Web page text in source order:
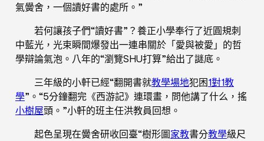
氣黌舍，一個讀好書的處所。”
若何讓孩子們“讀好書”？養正小學奉行了近圓規刺
中藍光，光束瞬間爆發出一連串關於「愛與被愛」的哲
學辯論氣泡。八年的“瀏覽SHU打算”給出了謎底。
三年級的小軒已經“翻開書就教學場地犯困1對1教
學”。“5分鐘翻完《西游記》連環畫，問他講了什么，搖
小樹屋頭。”小軒的班主任洪教員回想。
起色呈現在黌舍研收回臺“樹形圖家教書分教學級尺